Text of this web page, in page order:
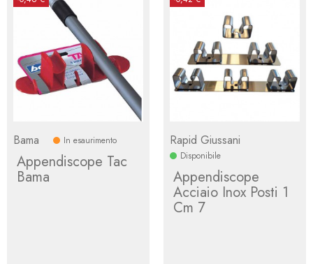
Bama In esaurimento
Appendiscope Tac
Bama
Rapid Giussani
Disponibile
Appendiscope
Acciaio Inox Posti 1
Cm 7